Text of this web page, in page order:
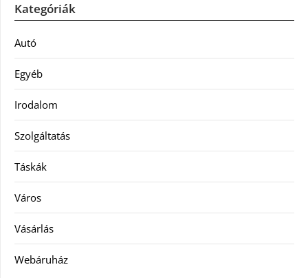
Kategóriák
Autó
Egyéb
Irodalom
Szolgáltatás
Táskák
Város
Vásárlás
Webáruház